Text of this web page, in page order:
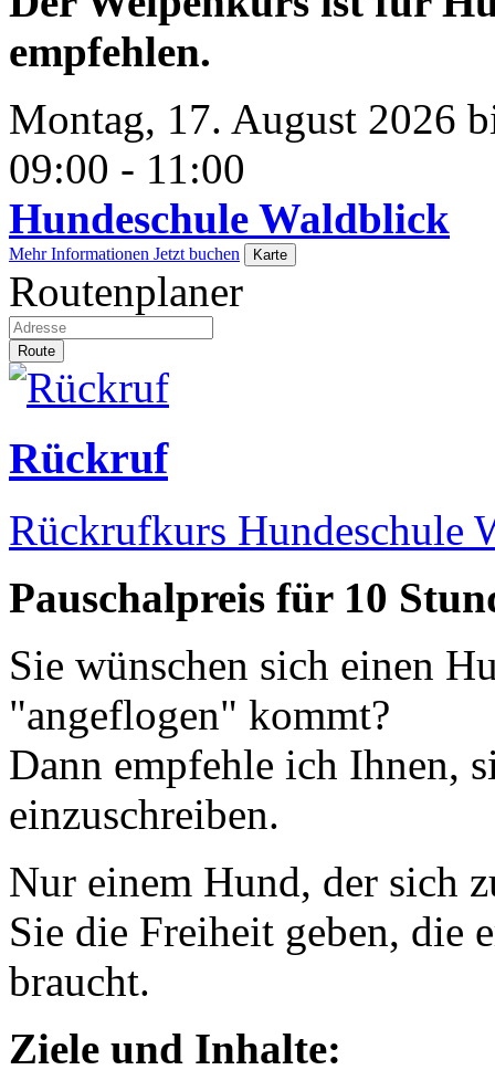
empfehlen.
Montag, 17. August 2026
09:00 - 11:00
Hundeschule Waldblick
Mehr Informationen Jetzt buchen Karte
Routenplaner
Route
Rückruf
Rückrufkurs Hundeschule
Pauschalpreis für 10
Sie wünschen sich einen
"angeflogen" kommt?
Dann empfehle ich Ihnen,
einzuschreiben.
Nur einem Hund, der sich
Sie die Freiheit geben, die
braucht.
Ziele und Inhalte: